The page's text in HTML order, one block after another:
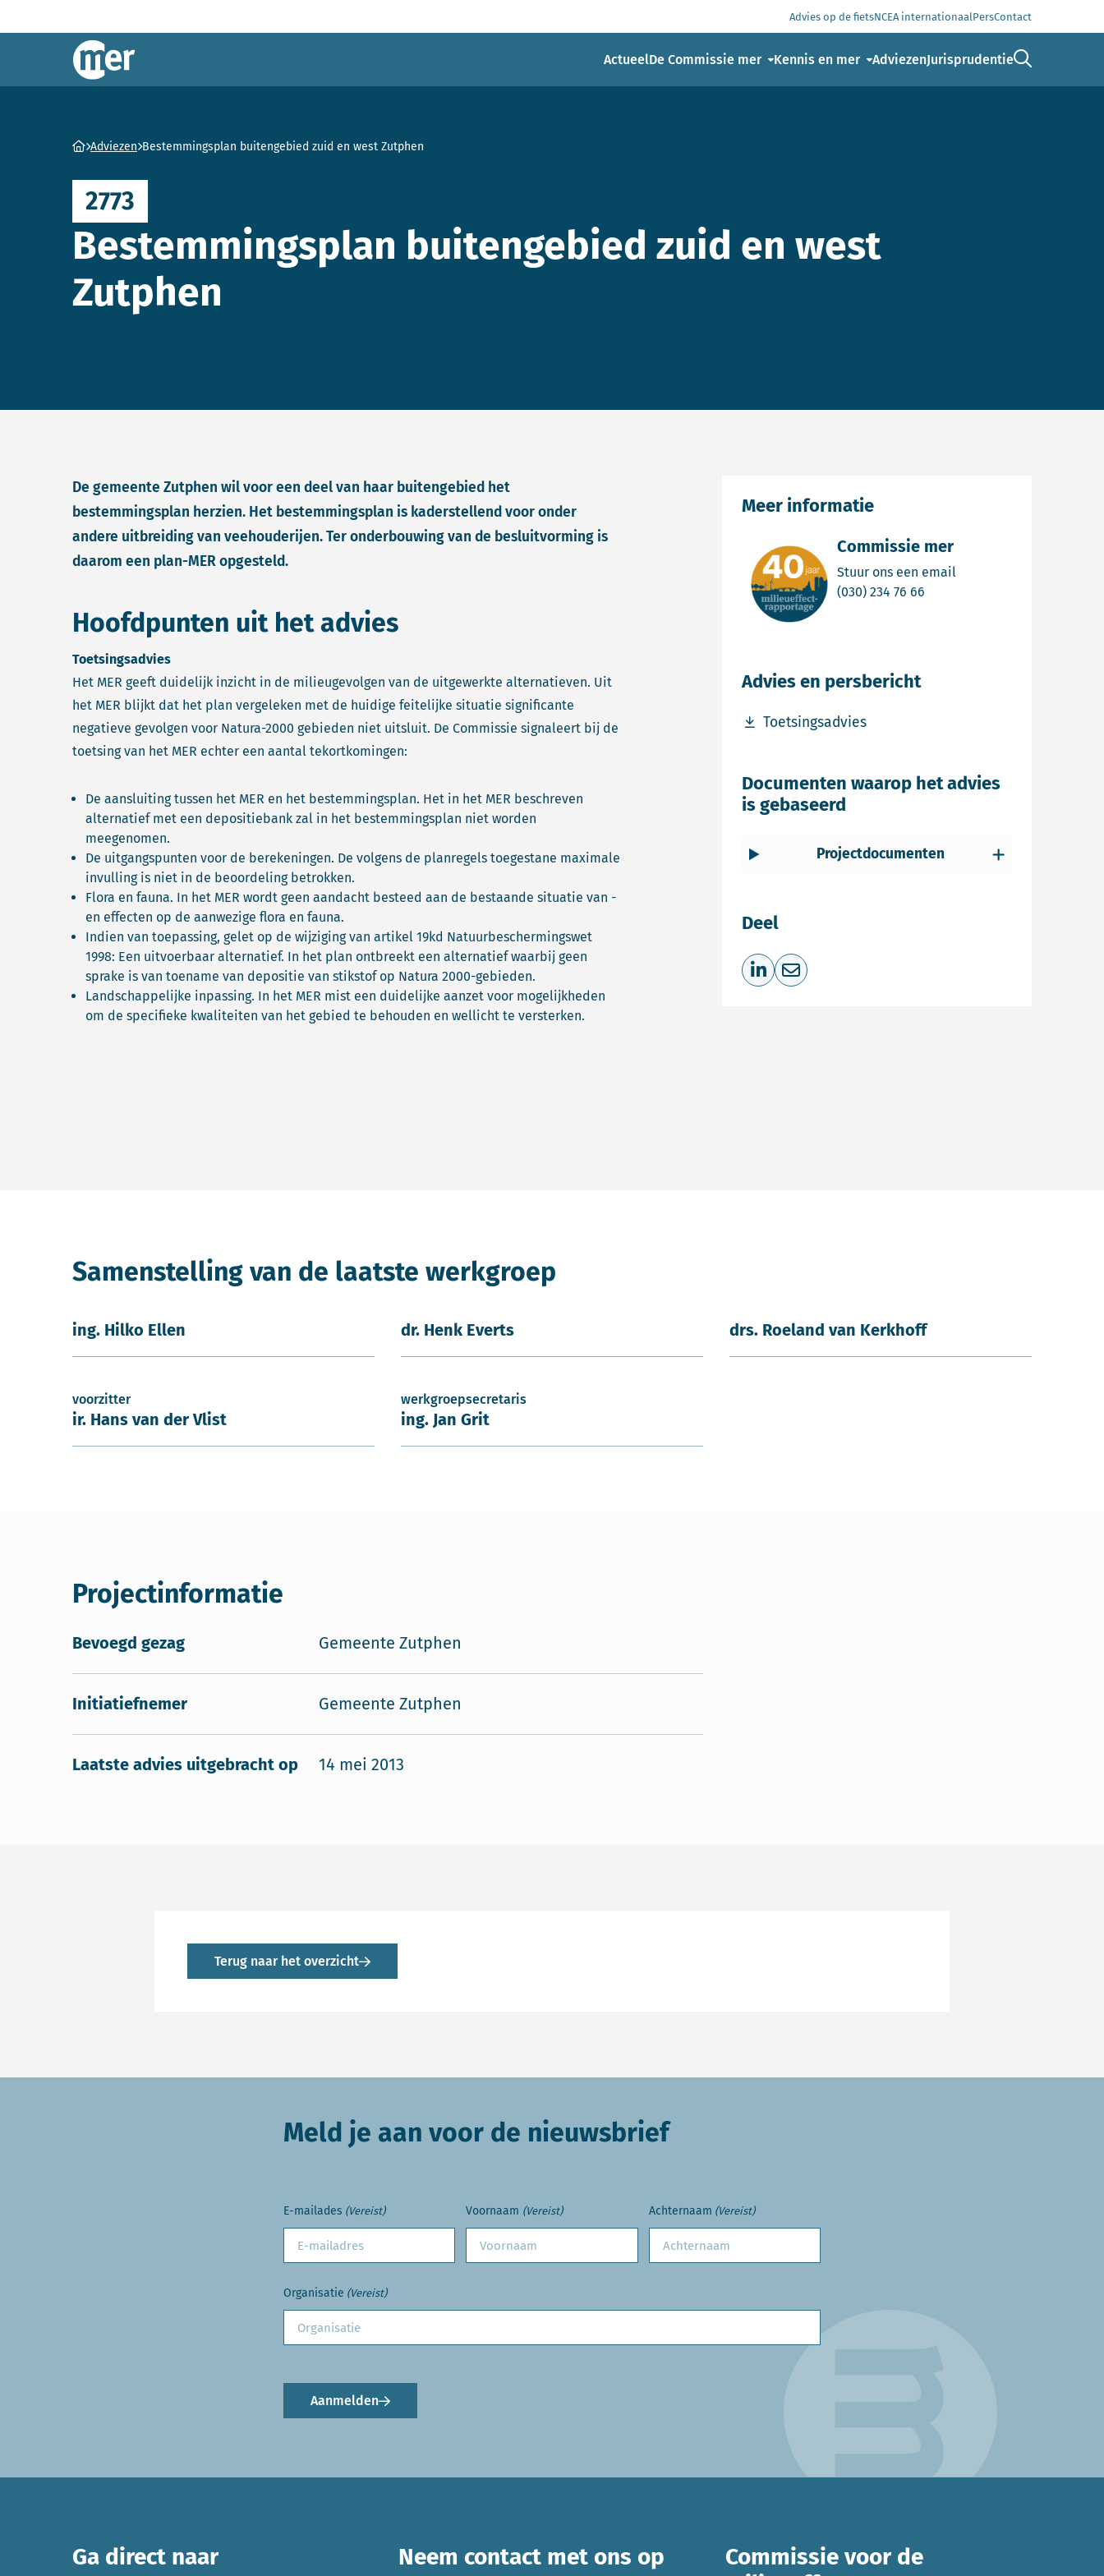
Advies op de fietsNCEA internationaalPersContact
Commissie mer
ActueelDe Commissie mer Kennis en mer AdviezenJurisprudentie
Ga naar homepage
Adviezen Bestemmingsplan buitengebied zuid en west Zutphen
2773
Bestemmingsplan buitengebied zuid en west
Zutphen
De gemeente Zutphen wil voor een deel van haar buitengebied het
bestemmingsplan herzien. Het bestemmingsplan is kaderstellend voor onder
andere uitbreiding van veehouderijen. Ter onderbouwing van de besluitvorming is
daarom een plan-MER opgesteld.
Hoofdpunten uit het advies
Toetsingsadvies
Het MER geeft duidelijk inzicht in de milieugevolgen van de uitgewerkte alternatieven. Uit
het MER blijkt dat het plan vergeleken met de huidige feitelijke situatie significante
negatieve gevolgen voor Natura-2000 gebieden niet uitsluit. De Commissie signaleert bij de
toetsing van het MER echter een aantal tekortkomingen:
De aansluiting tussen het MER en het bestemmingsplan. Het in het MER beschreven
alternatief met een depositiebank zal in het bestemmingsplan niet worden
meegenomen.
De uitgangspunten voor de berekeningen. De volgens de planregels toegestane maximale
invulling is niet in de beoordeling betrokken.
Flora en fauna. In het MER wordt geen aandacht besteed aan de bestaande situatie van -
en effecten op de aanwezige flora en fauna.
Indien van toepassing, gelet op de wijziging van artikel 19kd Natuurbeschermingswet
1998: Een uitvoerbaar alternatief. In het plan ontbreekt een alternatief waarbij geen
sprake is van toename van depositie van stikstof op Natura 2000-gebieden.
Landschappelijke inpassing. In het MER mist een duidelijke aanzet voor mogelijkheden
om de specifieke kwaliteiten van het gebied te behouden en wellicht te versterken.
Commissie mer
Stuur ons een email
(030) 234 76 66
Meer informatie
Advies en persbericht
Toetsingsadvies
Download bestand Toetsingsadvies
Documenten waarop het advies
is gebaseerd
Projectdocumenten
Deel
Deel op LinkedIn
Deel via e-mail
Samenstelling van de laatste werkgroep
ing. Hilko Ellen dr. Henk Everts drs. Roeland van Kerkhoff
voorzitter
ir. Hans van der Vlist
werkgroepsecretaris
ing. Jan Grit
Projectinformatie
Bevoegd gezag Gemeente Zutphen
Initiatiefnemer Gemeente Zutphen
Laatste advies uitgebracht op 14 mei 2013
Terug naar het overzicht
Meld je aan voor de nieuwsbrief
E-mailades (Vereist) Voornaam (Vereist) Achternaam (Vereist)
Organisatie (Vereist)
Aanmelden
Ga direct naar Neem contact met ons op
Commissie voor de